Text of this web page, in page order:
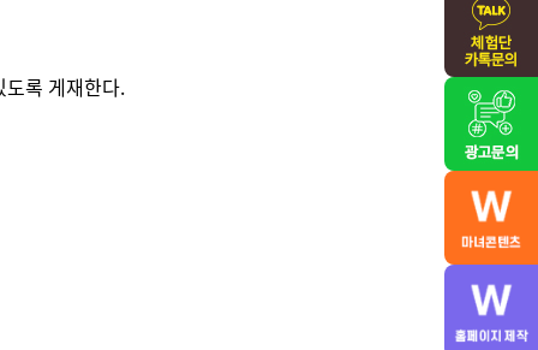
록 게재한다.